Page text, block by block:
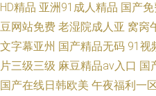
HD精品 亚洲91成人精品 国产
豆网站免费 老湿院成人亚 窝窉
文字幕亚州 国产精品无码 91视
片三级三级 麻豆精品av入口 国
国产在线日韩欧美 午夜福利一